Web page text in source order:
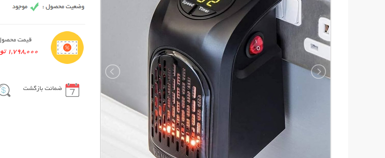
قیمت
1,798,000 تومان
ضمانت بازگشت